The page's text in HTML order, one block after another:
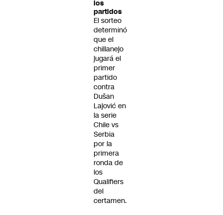
los
partidos
El sorteo
determinó
que el
chillanejo
jugará el
primer
partido
contra
Dušan
Lajović en
la serie
Chile vs
Serbia
por la
primera
ronda de
los
Qualifiers
del
certamen.